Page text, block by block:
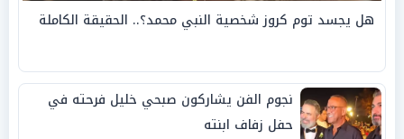
هل يجسد توم كروز شخصية النبي محمد؟.. الحقيقة الكاملة
نجوم الفن يشاركون صبحي خليل فرحته في
حفل زفاف ابنته